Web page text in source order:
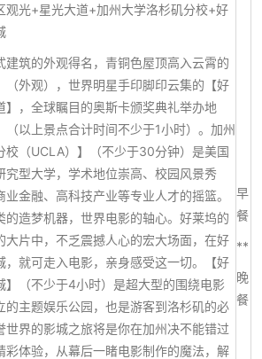
观光+星光大道+加州大学洛杉矶分校+好
建筑的外观得名，青铜色屋顶高入云霄的
（外观），世界明星手印脚印云集的【好
】，全球瞩目的奥斯卡颁奖典礼举办地
（以上景点合计时间不少于1小时）。加州
校（UCLA）】（不少于30分钟）是美国
究型大学，学术地位崇高、校园风景秀
业金融、高科技产业等专业人才的摇篮。
的造梦机器，世界电影的轴心。好莱坞的
大片中，不乏震撼人心的宏大场面，在好
，就可走入电影，亲身感受这一切。【好
】（不少于4小时）是超大型的围绕电影
的主题娱乐公园，也是游客到洛杉矶的必
世界的影城之旅将是你在加州决不能错过
彩体验，从幕后一睹电影制作的魔法，解
早
餐
**
晚
餐